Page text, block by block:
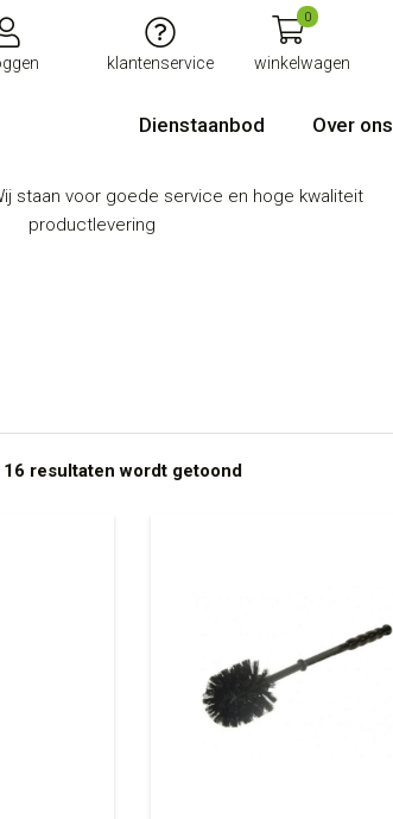
klantenservice
0
winkelwagen
Dienstaanbod Over ons
staan voor goede service en hoge kwaliteit
productlevering
resultaten wordt getoond